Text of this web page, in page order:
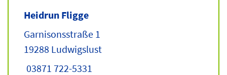
Heidrun Fligge
Garnisonsstraße 1
19288 Ludwigslust
03871 722-5331